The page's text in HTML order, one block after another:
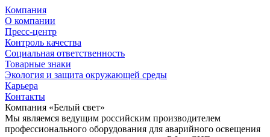
Компания
О компании
Пресс-центр
Контроль качества
Социальная ответственность
Товарные знаки
Экология и защита окружающей среды
Карьера
Контакты
Компания «Белый свет»
Мы являемся ведущим российским производителем
профессионального оборудования для аварийного освещения